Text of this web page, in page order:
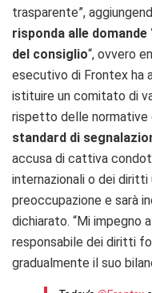
trasparente”,
risponda alle
del consiglio“, ovvero
esecutivo di Frontex ha
istituire un comitato di
rispetto delle normative
standard di
accusa di cattiva
internazionali o dei
preoccupazione e sarà
dichiarato. “Mi impegno
responsabile dei diritti
gradualmente il suo